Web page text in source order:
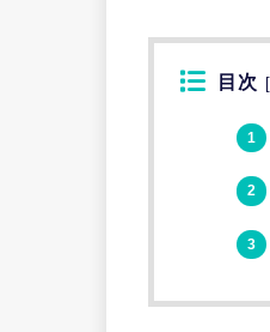
目次
1
2
3